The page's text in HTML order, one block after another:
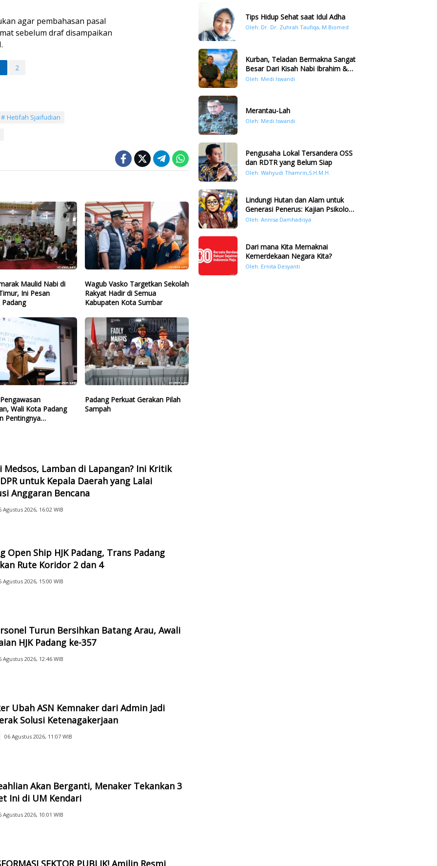
agar pembahasan pasal
sebelum draf disampaikan
2
Hetifah Sjaifudian
Maulid Nabi di
Ini Pesan
Wagub Vasko Targetkan Sekolah
Rakyat Hadir di Semua
Kabupaten Kota Sumbar
Wali Kota Padang
Pentingnya
Padang Perkuat Gerakan Pilah
Sampah
Medsos, Lamban di Lapangan? Ini Kritik
untuk Kepala Daerah yang Lalai
Anggaran Bencana
Agustus 2026, 16:02 WIB
Open Ship HJK Padang, Trans Padang
Rute Koridor 2 dan 4
Agustus 2026, 15:00 WIB
Turun Bersihkan Batang Arau, Awali
HJK Padang ke-357
Agustus 2026, 12:46 WIB
Ubah ASN Kemnaker dari Admin Jadi
Solusi Ketenagakerjaan
06 Agustus 2026, 11:07 WIB
Akan Berganti, Menaker Tekankan 3
Ini di UM Kendari
Agustus 2026, 10:01 WIB
SEKTOR PUBLIK! Amilin Resmi
Tips Hidup Sehat saat Idul Adha
Oleh: Dr. Dr. Zuhrah Taufiqa, M.Biomed
Kurban, Teladan Bermakna Sangat
Besar Dari Kisah Nabi Ibrahim &
Nabi Ismail
Oleh: Medi Iswandi
Merantau-Lah
Oleh: Medi Iswandi
Pengusaha Lokal Tersandera OSS
dan RDTR yang Belum Siap
Oleh: Wahyudi Thamrin,S.H.M.H.
Lindungi Hutan dan Alam untuk
Generasi Penerus: Kajian Psikologi
Bencana Hidrometeorologi di
Oleh: Annisa Damhadisya
Dari mana Kita Memaknai
Kemerdekaan Negara Kita?
Oleh: Ernita Desyanti